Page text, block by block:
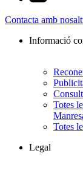
Contacta amb
Informació
Totes
Totes
Legal